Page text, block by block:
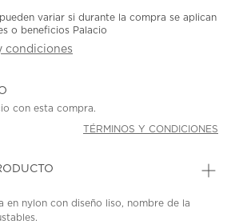
variar si durante la compra se aplican
o beneficios Palacio
condiciones
con esta compra.
TÉRMINOS Y CONDICIONES
en nylon con diseño liso, nombre de la